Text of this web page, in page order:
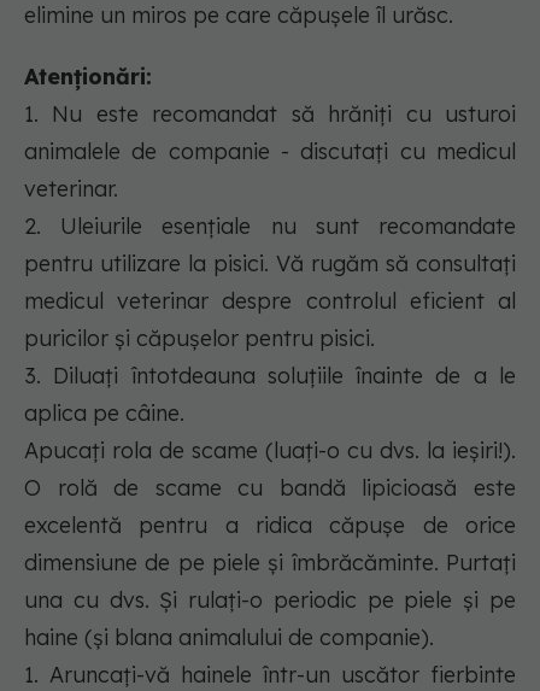
elimine un miros pe care căpușele îl urăsc.
Atenționări:
1. Nu este recomandat să hrăniți cu usturoi
animalele de companie - discutați cu medicul
veterinar.
2. Uleiurile esențiale nu sunt recomandate
pentru utilizare la pisici. Vă rugăm să consultați
medicul veterinar despre controlul eficient al
puricilor și căpușelor pentru pisici.
3. Diluați întotdeauna soluțiile înainte de a le
aplica pe câine.
Apucați rola de scame (luați-o cu dvs. la ieșiri!).
O rolă de scame cu bandă lipicioasă este
excelentă pentru a ridica căpușe de orice
dimensiune de pe piele și îmbrăcăminte. Purtați
una cu dvs. Și rulați-o periodic pe piele și pe
haine (și blana animalului de companie).
1. Aruncați-vă hainele într-un uscător fierbinte